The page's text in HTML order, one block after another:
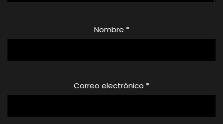
Nombre *
Correo electrónico *